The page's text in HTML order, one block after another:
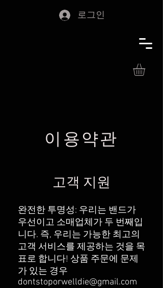
로그인
이용약관
고객 지원
완전한 투명성: 우리는 밴드가
우선이고 소매업체가 두 번째입
니다. 즉, 우리는 가능한 최고의
고객 서비스를 제공하는 것을 목
표로 합니다! 상품 주문에 문제
가 있는 경우
dontstoporwelldie@gmail.com